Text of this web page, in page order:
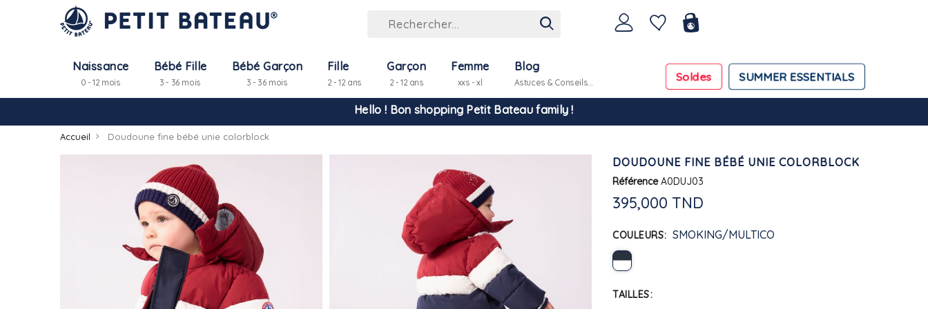
Naissance
0 - 12 mois
Bébé Fille
3 - 36 mois
Bébé Garçon
3 - 36 mois
Fille
2 - 12 ans
Garçon
2 - 12 ans
Femme
xxs - xl SUMMER ESSENTIALS
Soldes
Blog
Astuces & Conseils...
-10% pour tout paiement par carte bancaire (hors promo)
Accueil Doudoune fine bébé unie colorblock
DOUDOUNE FINE BÉBÉ UNIE COLORBLOCK
Référence A0DUJ03
395,000 TND
COULEURS SMOKING/MULTICO
TAILLES